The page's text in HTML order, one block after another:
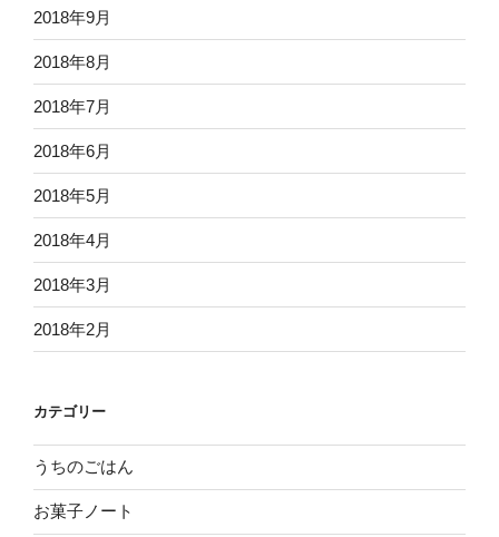
2018年9月
2018年8月
2018年7月
2018年6月
2018年5月
2018年4月
2018年3月
2018年2月
カテゴリー
うちのごはん
お菓子ノート